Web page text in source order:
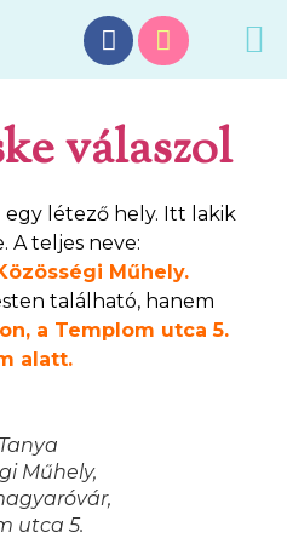
válaszol
egy létező hely. Itt lakik
A teljes neve:
Műhely.
található, hanem
a Templom utca 5.
alatt.
Műhely,
utca 5.